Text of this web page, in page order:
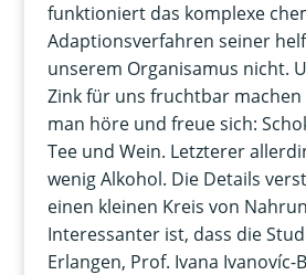
funktioniert das komplexe
Adaptionsverfahren seiner
unserem Organisamus nicht.
Zink für uns fruchtbar machen
man höre und freue sich:
Tee und Wein. Letzterer
wenig Alkohol. Die Details
einen kleinen Kreis von
Interessanter ist, dass die
Erlangen, Prof. Ivana Ivanovíc-